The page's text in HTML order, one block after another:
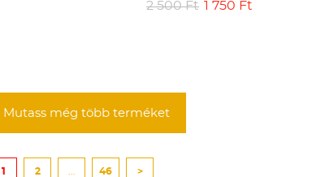
2 500 Ft 1 750 Ft
Mutass még több terméket
1 2 46 >